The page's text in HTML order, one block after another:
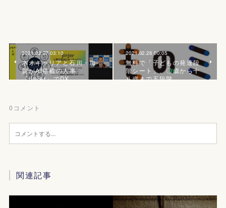
2021.02.27 03:10
ネオキャリアと石川・加
賀がAI搭載の人事
『jinjer』でDX
2021.02.26 00:05
無料で「子どもの発達段
階シート」、〇歳から十
八歳まで五段階
0 コメント
関連記事